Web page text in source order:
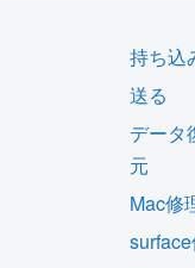
持ち込
送る
データ
元
Mac修